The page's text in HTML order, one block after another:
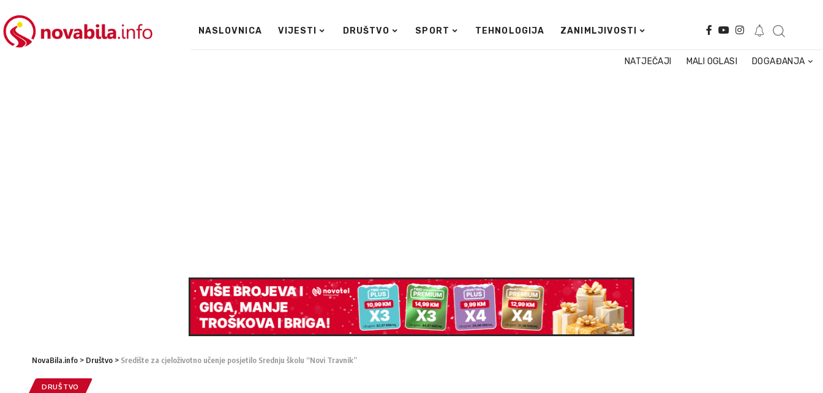
NASLOVNICA VIJESTI DRUŠTVO SPORT TEHNOLOGIJA ZANIMLJIVOSTI
NATJEČAJI MALI OGLASI DOGAĐANJA
NovaBila.info > Društvo > Središte za cjeloživotno učenje posjetilo Srednju školu “Novi Travnik”
DRUŠTVO